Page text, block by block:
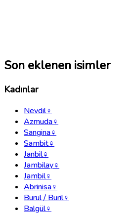
Son eklenen isimler
Kadınlar
Nevdil♀
Azmuda♀
Sangina♀
Sambit♀
Janbil♀
Jambilay♀
Jambil♀
Abrinisa♀
Burul / Buril♀
Balgül♀